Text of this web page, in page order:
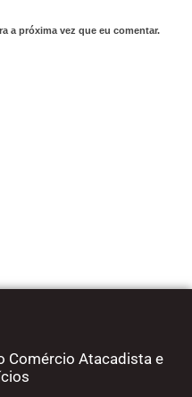
a próxima vez que eu comentar.
Comércio Atacadista e